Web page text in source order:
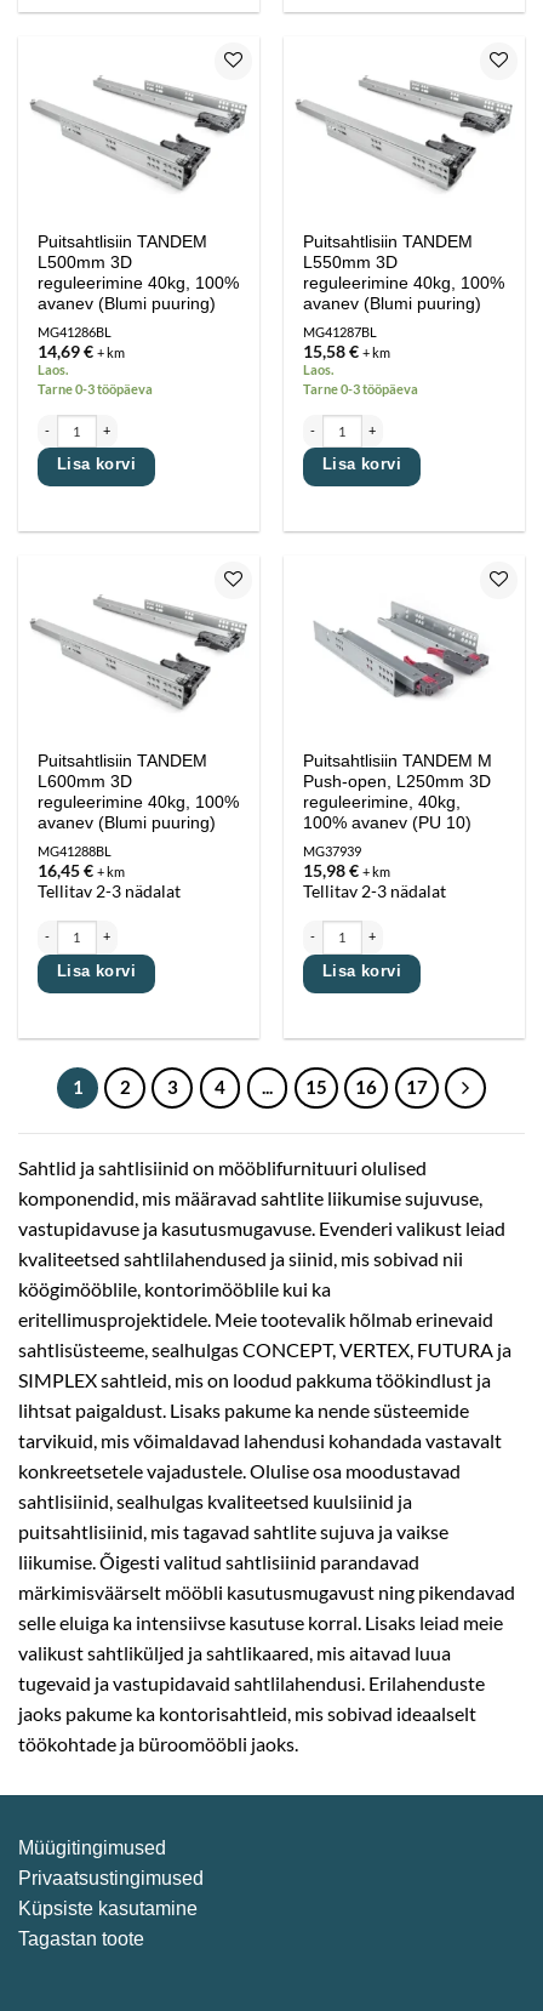
Lisa
lemmikutesse
Puitsahtlisiin TANDEM
L500mm 3D
reguleerimine 40kg, 100%
avanev (Blumi puuring)
MG41286BL
14,69€ + km
Laos.
Tarne 0-3 tööpäeva
Lisa korvi
Lisa
lemmikutesse
Puitsahtlisiin TANDEM
L550mm 3D
reguleerimine 40kg, 100%
avanev (Blumi puuring)
MG41287BL
15,58€ + km
Laos.
Tarne 0-3 tööpäeva
Lisa korvi
Lisa
lemmikutesse
Puitsahtlisiin TANDEM
L600mm 3D
reguleerimine 40kg, 100%
avanev (Blumi puuring)
MG41288BL
16,45€ + km
Tellitav 2-3 nädalat
Lisa korvi
lemmikutesse
Puitsahtlisiin TANDEM M
Push-open, L250mm 3D
reguleerimine, 40kg,
100% avanev (PU 10)
MG37939
15,98€ + km
Tellitav 2-3 nädalat
Lisa korvi
1 2 3 4 ... 15 16 17
Sahtlid ja sahtlisiinid on mööblifurnituuri olulised
komponendid, mis määravad sahtlite liikumise sujuvuse,
vastupidavuse ja kasutusmugavuse. Evenderi valikust leiad
kvaliteetsed sahtlilahendused ja siinid, mis sobivad nii
köögimööblile, kontorimööblile kui ka
eritellimusprojektidele. Meie tootevalik hõlmab erinevaid
sahtlisüsteeme, sealhulgas CONCEPT, VERTEX, FUTURA ja
SIMPLEX sahtleid, mis on loodud pakkuma töökindlust ja
lihtsat paigaldust. Lisaks pakume ka nende süsteemide
tarvikuid, mis võimaldavad lahendusi kohandada vastavalt
konkreetsetele vajadustele. Olulise osa moodustavad
sahtlisiinid, sealhulgas kvaliteetsed kuulsiinid ja
puitsahtlisiinid, mis tagavad sahtlite sujuva ja vaikse
liikumise. Õigesti valitud sahtlisiinid parandavad
märkimisväärselt mööbli kasutusmugavust ning pikendavad
selle eluiga ka intensiivse kasutuse korral. Lisaks leiad meie
valikust sahtliküljed ja sahtlikaared, mis aitavad luua
tugevaid ja vastupidavaid sahtlilahendusi. Erilahenduste
jaoks pakume ka kontorisahtleid, mis sobivad ideaalselt
töökohtade ja büroomööbli jaoks.
Müügitingimused
Privaatsustingimused
Küpsiste kasutamine
Tagastan toote